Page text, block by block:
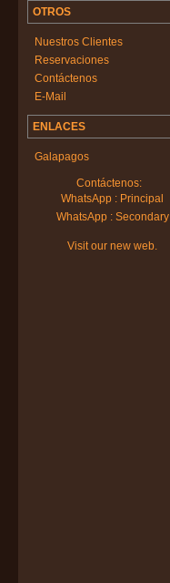
OTROS
Nuestros Clientes
Reservaciones
Contáctenos
E-Mail
ENLACES
Galapagos
Contáctenos:
WhatsApp : Principal
WhatsApp : Secondary
Visit our new web.